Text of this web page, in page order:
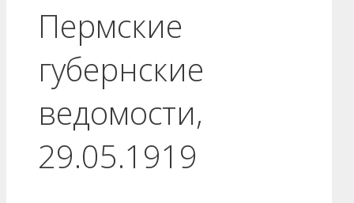
Пермские
губернские
ведомости,
29.05.1919